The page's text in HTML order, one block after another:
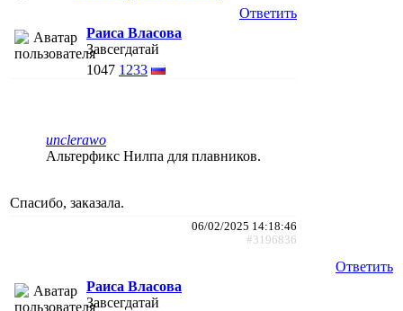
Ответить
Раиса Власова
Завсегдатай
1047 1233
unclerawo
Альтерфикс Нилпа для плавников.
Спасибо, заказала.
06/02/2025 14:18:46
#3196836
Ответить
Раиса Власова
Завсегдатай